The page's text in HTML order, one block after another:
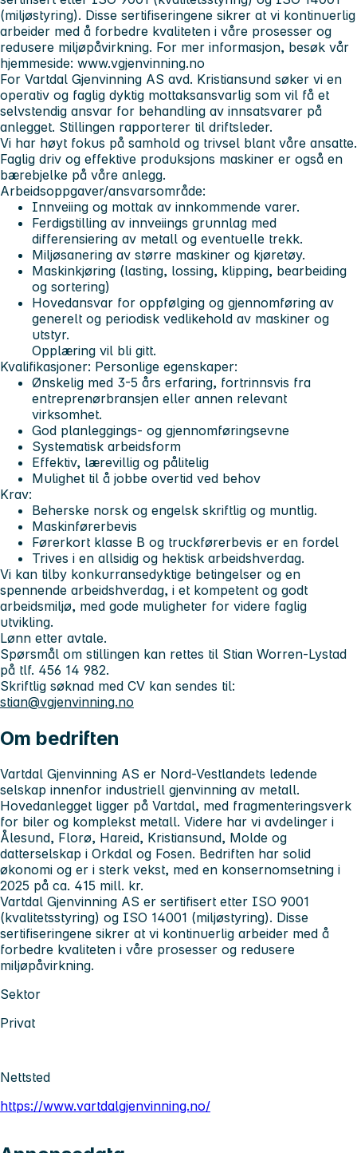
(miljøstyring). Disse sertifiseringene sikrer at vi kontinuerlig
arbeider med å forbedre kvaliteten i våre prosesser og
redusere miljøpåvirkning. For mer informasjon, besøk vår
hjemmeside: www.vgjenvinning.no
For Vartdal Gjenvinning AS avd. Kristiansund søker vi en
operativ og faglig dyktig mottaksansvarlig som vil få et
selvstendig ansvar for behandling av innsatsvarer på
anlegget. Stillingen rapporterer til driftsleder.
Vi har høyt fokus på samhold og trivsel blant våre ansatte.
Faglig driv og effektive produksjons maskiner er også en
bærebjelke på våre anlegg.
Arbeidsoppgaver/ansvarsområde:
Innveiing og mottak av innkommende varer.
Ferdigstilling av innveiings grunnlag med
differensiering av metall og eventuelle trekk.
Miljøsanering av større maskiner og kjøretøy.
Maskinkjøring (lasting, lossing, klipping, bearbeiding
og sortering)
Hovedansvar for oppfølging og gjennomføring av
generelt og periodisk vedlikehold av maskiner og
utstyr.
Opplæring vil bli gitt.
Kvalifikasjoner: Personlige egenskaper:
Ønskelig med 3-5 års erfaring, fortrinnsvis fra
entreprenørbransjen eller annen relevant
virksomhet.
God planleggings- og gjennomføringsevne
Systematisk arbeidsform
Effektiv, lærevillig og pålitelig
Mulighet til å jobbe overtid ved behov
Krav:
Beherske norsk og engelsk skriftlig og muntlig.
Maskinførerbevis
Førerkort klasse B og truckførerbevis er en fordel
Trives i en allsidig og hektisk arbeidshverdag.
Vi kan tilby konkurransedyktige betingelser og en
spennende arbeidshverdag, i et kompetent og godt
arbeidsmiljø, med gode muligheter for videre faglig
utvikling.
Lønn etter avtale.
Spørsmål om stillingen kan rettes til Stian Worren-Lystad
på tlf. 456 14 982.
Skriftlig søknad med CV kan sendes til:
stian@vgjenvinning.no
Om bedriften
Vartdal Gjenvinning AS er Nord-Vestlandets ledende
selskap innenfor industriell gjenvinning av metall.
Hovedanlegget ligger på Vartdal, med fragmenteringsverk
for biler og komplekst metall. Videre har vi avdelinger i
Ålesund, Florø, Hareid, Kristiansund, Molde og
datterselskap i Orkdal og Fosen. Bedriften har solid
økonomi og er i sterk vekst, med en konsernomsetning i
2025 på ca. 415 mill. kr.
Vartdal Gjenvinning AS er sertifisert etter ISO 9001
(kvalitetsstyring) og ISO 14001 (miljøstyring). Disse
sertifiseringene sikrer at vi kontinuerlig arbeider med å
forbedre kvaliteten i våre prosesser og redusere
miljøpåvirkning.
Sektor
Privat
Nettsted
https://www.vartdalgjenvinning.no/